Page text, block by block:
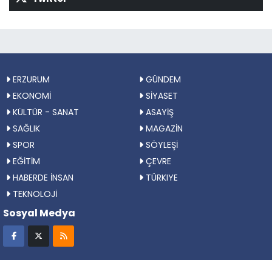
ERZURUM
GÜNDEM
EKONOMİ
SİYASET
KÜLTÜR - SANAT
ASAYİŞ
SAĞLIK
MAGAZİN
SPOR
SÖYLEŞİ
EĞİTİM
ÇEVRE
HABERDE İNSAN
TÜRKIYE
TEKNOLOJİ
Sosyal Medya